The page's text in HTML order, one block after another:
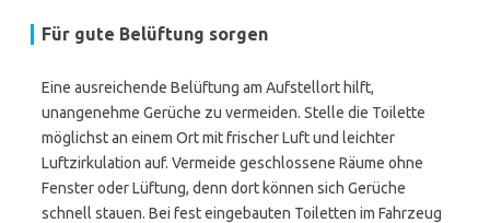
Für gute Belüftung sorgen
Eine ausreichende Belüftung am Aufstellort hilft,
unangenehme Gerüche zu vermeiden. Stelle die Toilette
möglichst an einem Ort mit frischer Luft und leichter
Luftzirkulation auf. Vermeide geschlossene Räume ohne
Fenster oder Lüftung, denn dort können sich Gerüche
schnell stauen. Bei fest eingebauten Toiletten im Fahrzeug